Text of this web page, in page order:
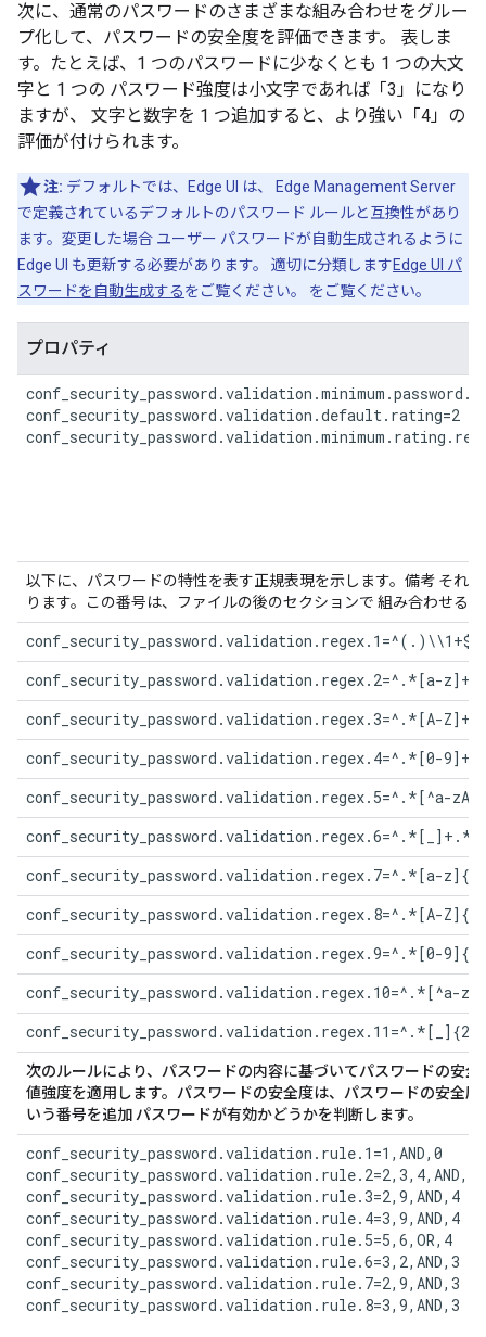
次に、通常のパスワードのさまざまな組み合わせをグルー
プ化して、パスワードの安全度を評価できます。 表しま
す。たとえば、1 つのパスワードに少なくとも 1 つの大文
字と 1 つの パスワード強度は小文字であれば「3」になり
ますが、 文字と数字を 1 つ追加すると、より強い「4」の
評価が付けられます。
注: デフォルトでは、Edge UI は、 Edge Management Server
で定義されているデフォルトのパスワード ルールと互換性があり
ます。変更した場合 ユーザー パスワードが自動生成されるように
Edge UI も更新する必要があります。 適切に分類しますEdge UI パ
スワードを自動生成するをご覧ください。 をご覧ください。
プロパティ
conf_security_password.validation.default.rating=2
以下に、パスワードの特性を表す正規表現を示します。備考 それ
ります。この番号は、ファイルの後のセクションで 組み合わせる
conf_security_password.validation.regex.1=^(.)\\1+$
conf_security_password.validation.regex.2=^.*[a-
conf_security_password.validation.regex.3=^.*[A-
conf_security_password.validation.regex.4=^.*[0-
conf_security_password.validation.regex.5=^.*[^a-
conf_security_password.validation.regex.6=^.*[_]+.*$
conf_security_password.validation.regex.7=^.*[a-
conf_security_password.validation.regex.8=^.*[A-
conf_security_password.validation.regex.9=^.*[0-
conf_security_password.validation.regex.10=^.*[^a-
次のルールにより、パスワードの内容に基づいてパスワードの安
値強度を適用します。パスワードの安全度は、パスワードの安
いう番号を追加 パスワードが有効かどうかを判断します。
conf_security_password.validation.rule.1=1,AND,0
conf_security_password.validation.rule.2=2,3,4,AND,4
conf_security_password.validation.rule.3=2,9,AND,4
conf_security_password.validation.rule.4=3,9,AND,4
conf_security_password.validation.rule.5=5,6,OR,4
conf_security_password.validation.rule.6=3,2,AND,3
conf_security_password.validation.rule.7=2,9,AND,3
conf_security_password.validation.rule.8=3,9,AND,3